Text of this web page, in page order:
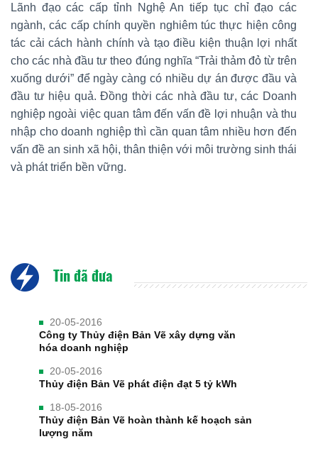
Lãnh đạo các cấp tỉnh Nghệ An tiếp tục chỉ đạo các
ngành, các cấp chính quyền nghiêm túc thực hiện công
tác cải cách hành chính và tạo điều kiện thuận lợi nhất
cho các nhà đầu tư theo đúng nghĩa “Trải thảm đỏ từ trên
xuống dưới” để ngày càng có nhiều dự án được đầu và
đầu tư hiệu quả. Đồng thời các nhà đầu tư, các Doanh
nghiệp ngoài việc quan tâm đến vấn đề lợi nhuận và thu
nhập cho doanh nghiệp thì cần quan tâm nhiều hơn đến
vấn đề an sinh xã hội, thân thiện với môi trường sinh thái
và phát triển bền vững.
Tin đã đưa
20-05-2016
Công ty Thủy điện Bản Vẽ xây dựng văn
hóa doanh nghiệp
20-05-2016
Thủy điện Bản Vẽ phát điện đạt 5 tỷ kWh
18-05-2016
Thủy điện Bản Vẽ hoàn thành kế hoạch sản
lượng năm